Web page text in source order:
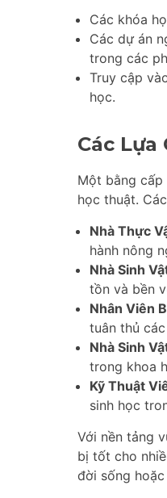
Các khóa
Các dự án
trong các
Truy cập
học.
Các
Một bằng cấp
học thuật.
Nhà Thực
hành nông
Nhà Sinh
tồn và bền
Nhân Viên
tuân thủ
Nhà Sinh
trong khoa
Kỹ Thuật
sinh học
Với nền tảng
bị tốt cho
đời sống